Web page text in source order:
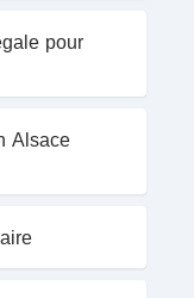
pour
Alsace